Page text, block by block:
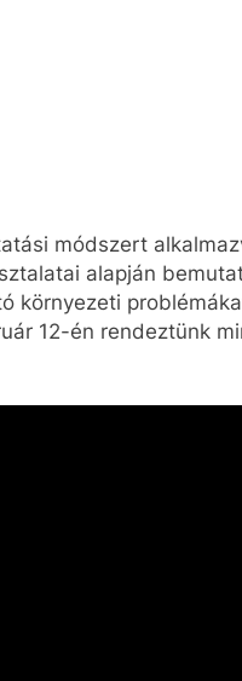
módszert
alapján
környezeti
12-én rendeztünk